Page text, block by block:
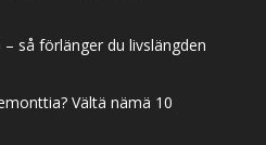
så förlänger du livslängden
Vältä nämä 10